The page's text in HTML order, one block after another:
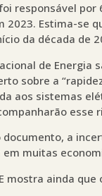
responsável
2023. Estima-se
da década de
de Energia
sobre a
aos sistemas
esse
documento, a
muitas
mostra ainda